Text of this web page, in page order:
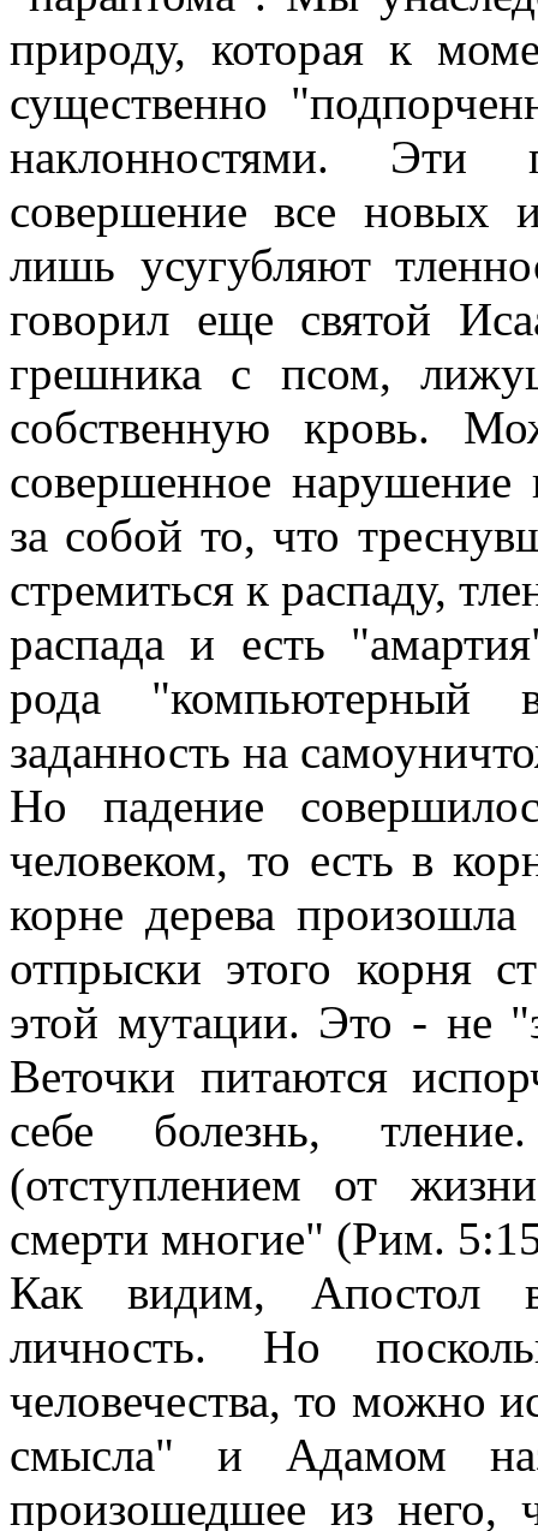
природу, которая к
существенно
наклонностями. Эти
совершение все новых
лишь усугубляют
говорил еще святой
грешника с псом,
собственную кровь.
совершенное нарушение
за собой то, что
стремиться к распаду,
распада и есть
рода "компьютерный
заданность на
Но падение
человеком, то есть в
корне дерева
отпрыски этого корня
этой мутации. Это - не
Веточки питаются
себе болезнь,
(отступлением от
смерти многие" (Рим.
Как видим, Апостол
личность. Но
человечества, то можно
смысла" и Адамом
произошедшее из него,